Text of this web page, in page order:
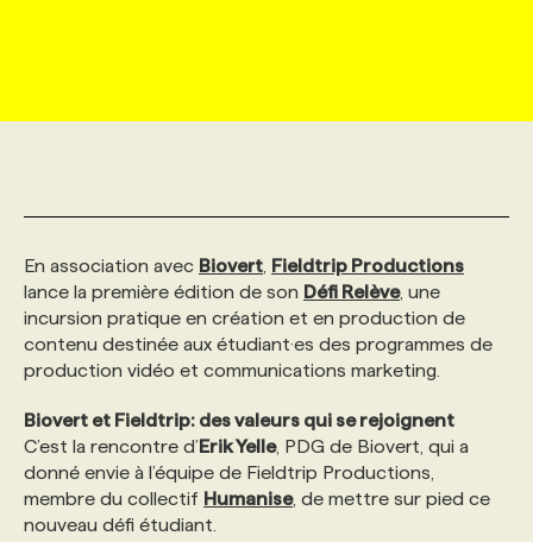
INITIATIVES NUMÉRIQUES
PRIX ET DISTINCTIONS
TENDANCES
MARKETING DURABLE
GEO/SEO
ÉVÉNEMENTIEL
NOS AUTEUR‧RICES
ANNONCEZ AVEC NOUS
PROFIL ENTREPRISE
FAQ
ANNONCEZ AVEC NOUS
PROFIL CANDIDAT
ANNONCEZ AVEC NOUS
NOS PARCOURS DE FORMATIONS
FORMATIONS PERSONNALISÉES
NOS FORMATEUR‧RICES
POURQUOI CHOISIR NOS FORMATIONS
NOS TARIFS
SERVICE DE CHASSE DE TÊTE
NOS TARIFS
NOS EXPERTISES
FAQ
ANNONCEZ AVEC NOUS
En association avec Biovert Fieldtrip Productions
lance la première édition de son Défi Relève, une
incursion pratique en création et en production de
contenu destinée aux étudiant·es des programmes de
production vidéo et communications marketing.
Biovert et Fieldtrip: des valeurs qui se rejoignent
C’est la rencontre d’Erik Yelle, PDG de Biovert, qui a
donné envie à l’équipe de Fieldtrip Productions,
membre du collectif Humanise, de mettre sur pied ce
nouveau défi étudiant.